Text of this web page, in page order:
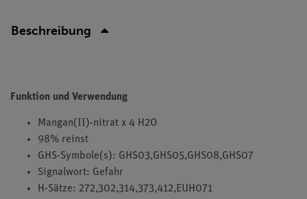
Beschreibung
Funktion und Verwendung
Mangan(II)-nitrat x 4 H2O
98% reinst
GHS-Symbole(s): GHS03,GHS05,GHS08,GHS07
Signalwort: Gefahr
H-Sätze: 272,302,314,373,412,EUH071